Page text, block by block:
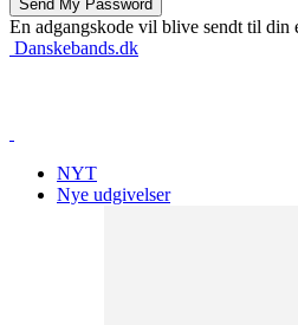
En adgangskode vil blive sendt til din
Danskebands.dk
NYT
Nye udgivelser